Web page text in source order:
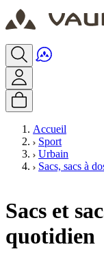
Accueil
Sport
Urbain
Sacs, sacs à
Sacs et
quotidien